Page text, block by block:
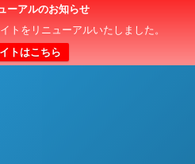
ーアルのお知らせ
トをリニューアルいたしました。
トはこちら
カー選手権（U-15）大会